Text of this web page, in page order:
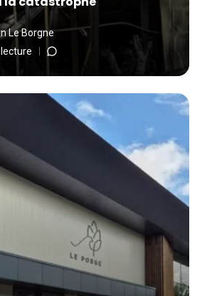
Le Borgne